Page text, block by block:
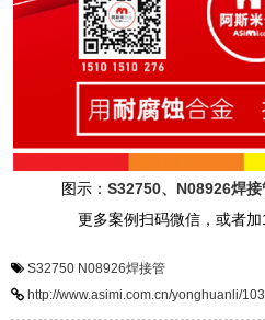
图示： S32750、N08926焊
更多案例扫码微信，或者加
S32750 N08926焊接管
http://www.asimi.com.cn/yonghuanli/